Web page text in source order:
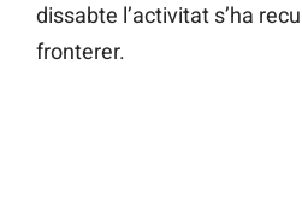
dissabte l’activitat s’ha
fronterer.